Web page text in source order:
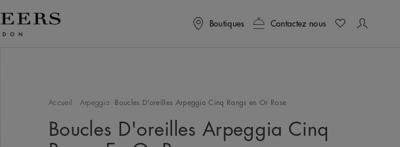
Boutiques Contactez nous
Accueil Arpeggia Boucles D'oreilles Arpeggia Cinq Rangs en Or Rose
Boucles D'oreilles Arpeggia Cinq